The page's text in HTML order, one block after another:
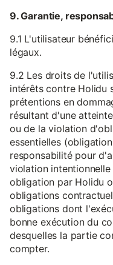
9. Garantie,
9.1 L'utilisateur
légaux.
9.2 Les droits de
intérêts contre Holidu
prétentions en
résultant d'une
ou de la violation
essentielles
responsabilité pour
violation
obligation par Holidu
obligations
obligations dont
bonne exécution du
desquelles la partie
compter.